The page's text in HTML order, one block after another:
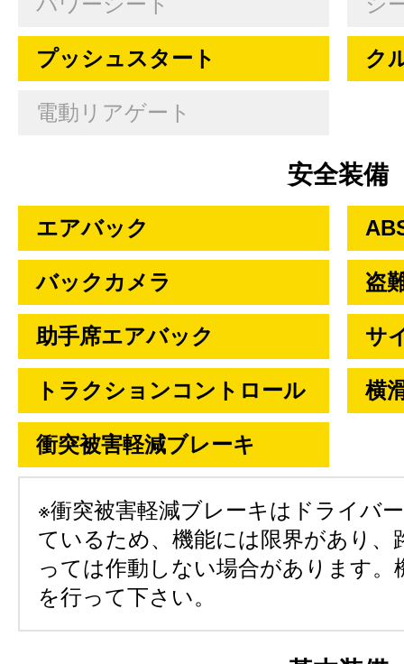
プッシュスタート ク
電動リアゲート
安全装備
エアバック
バックカメラ 盗
助手席エアバック サ
トラクションコントロール 横
衝突被害軽減ブレーキ
※衝突被害軽減ブレーキはドライバ
ているため、機能には限界があり、
っては作動しない場合があります。
を行って下さい。